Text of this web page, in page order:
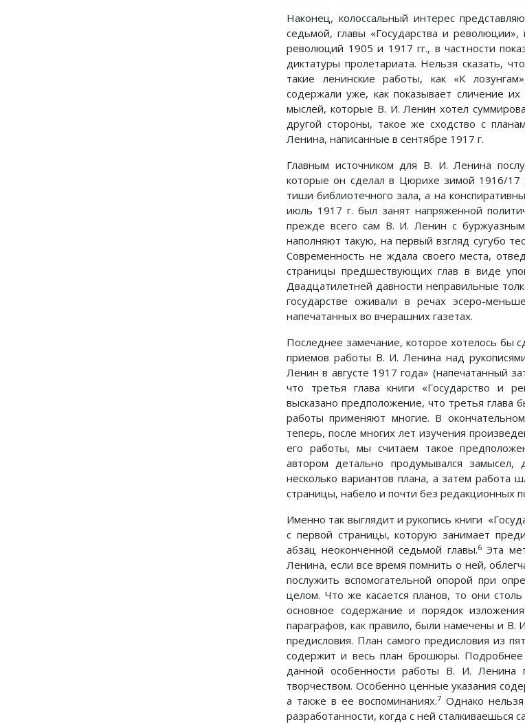
Наконец, колоссальный интерес
седьмой, главы «Государства и
революций 1905 и 1917 гг., в частности
диктатуры пролетариата. Нельзя сказать,
такие ленинские работы, как «К
содержали уже, как показывает сличение
мыслей, которые В. И. Ленин хотел
другой стороны, такое же сходство с
Ленина, написанные в сентябре 1917 г.
Главным источником для В. И. Ленина
которые он сделал в Цюрихе зимой 1916/17
тиши библиотечного зала, а на
июль 1917 г. был занят напряженной
прежде всего сам В. И. Ленин с
наполняют такую, на первый взгляд сугубо
Современность не ждала своего места,
страницы предшествующих глав в виде
Двадцатилетней давности неправильные
государстве оживали в речах эсеро-
напечатанных во вчерашних газетах.
Последнее замечание, которое хотелось бы
приемов работы В. И. Ленина над
Ленин в августе 1917 года» (напечатанный
что третья глава книги «Государство и
высказано предположение, что третья
работы применяют многие. В
теперь, после многих лет изучения
его работы, мы считаем такое
автором детально продумывался
несколько вариантов плана, а затем работа
страницы, набело и почти без редакционных
Именно так выглядит и рукопись книги
с первой страницы, которую занимает
абзац неоконченной седьмой главы.6Эта
Ленина, если все время помнить о ней,
послужить вспомогательной опорой при
целом. Что же касается планов, то они
основное содержание и порядок
параграфов, как правило, были намечены и
предисловия. План самого предисловия из
содержит и весь план брошюры.
данной особенности работы В. И.
творчеством. Особенно ценные указания
а также в ее воспоминаниях.7Однако нельзя
разработанности, когда с ней сталкиваешься